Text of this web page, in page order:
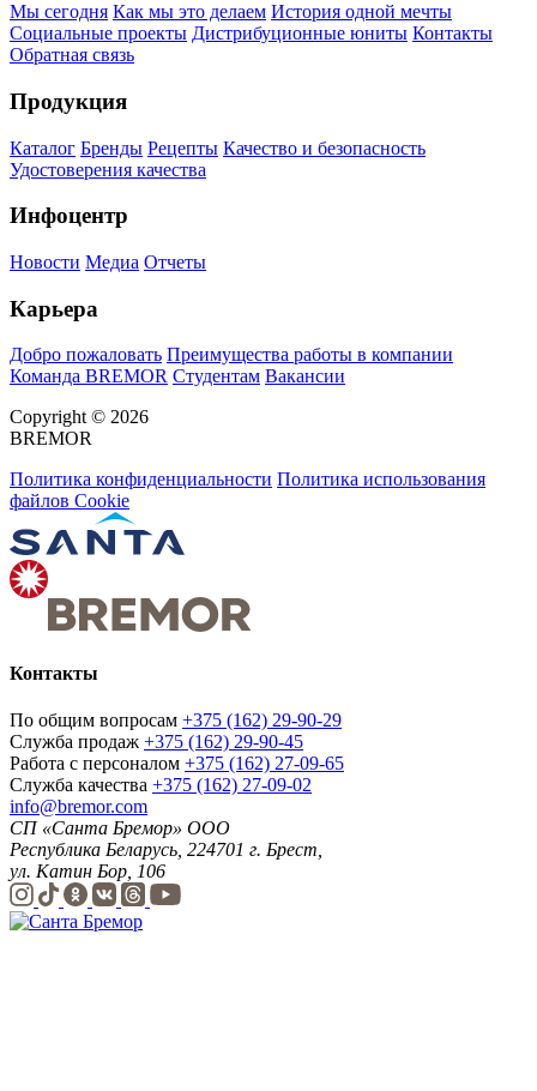
Мы сегодня Как мы это делаем История одной мечты
Социальные проекты Дистрибуционные юниты Контакты
Обратная связь
Продукция
Каталог Бренды Рецепты Качество и безопасность
Удостоверения качества
Инфоцентр
Новости Медиа Отчеты
Карьера
Добро пожаловать Преимущества работы в компании
Команда BREMOR Студентам Вакансии
Copyright © 2026
BREMOR
Политика конфиденциальности Политика использования
файлов Cookie
Контакты
По общим вопросам +375 (162) 29-90-29
Служба продаж +375 (162) 29-90-45
Работа с персоналом +375 (162) 27-09-65
Служба качества +375 (162) 27-09-02
info@bremor.com
СП «Санта Бремор» ООО
Республика Беларусь, 224701 г. Брест,
ул. Катин Бор, 106